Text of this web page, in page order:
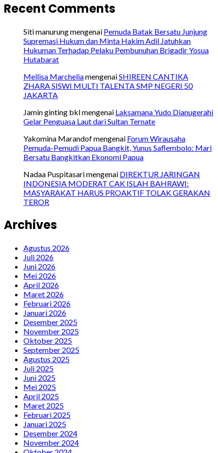
Recent Comments
Siti manurungmengenai Pemuda Batak Bersatu Junjung
Supremasi Hukum dan Minta Hakim Adil Jatuhkan
Hukuman Terhadap Pelaku Pembunuhan Brigadir Yosua
Hutabarat
Mellisa MarcheliamengenaiSHIREEN CANTIKA
ZHARA SISWI MULTI TALENTA SMP NEGERI 50
JAKARTA
Jamin ginting bklmengenai Laksamana Yudo Dianugerahi
Gelar Penguasa Laut dari Sultan Ternate
Yakomina Marandofmengenai Forum Wirausaha
Pemuda-Pemudi Papua Bangkit, Yunus Saflembolo: Mari
Bersatu Bangkitkan Ekonomi Papua
Nadaa Puspitasarimengenai DIREKTUR JARINGAN
INDONESIA MODERAT CAK ISLAH BAHRAWI:
MASYARAKAT HARUS PROAKTIF TOLAK GERAKAN
TEROR
Archives
Agustus 2026
Juli 2026
Juni 2026
Mei 2026
April 2026
Maret 2026
Februari 2026
Januari 2026
Desember 2025
November 2025
Oktober 2025
September 2025
Agustus 2025
Juli 2025
Juni 2025
Mei 2025
April 2025
Maret 2025
Februari 2025
Januari 2025
Desember 2024
November 2024